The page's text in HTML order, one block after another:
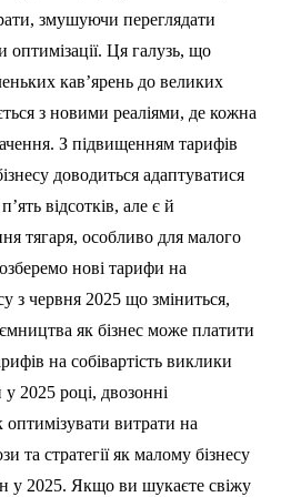
змушуючи переглядати
Ця галузь, що
кав’ярень до великих
з новими реаліями, де кожна
З підвищенням тарифів
доводиться адаптуватися
відсотків, але є й
тягаря, особливо для малого
нові тарифи на
з червня 2025 що зміниться,
як бізнес може платити
на собівартість виклики
2025 році, двозонні
оптимізувати витрати на
та стратегії як малому бізнесу
у 2025. Якщо ви шукаєте свіжу